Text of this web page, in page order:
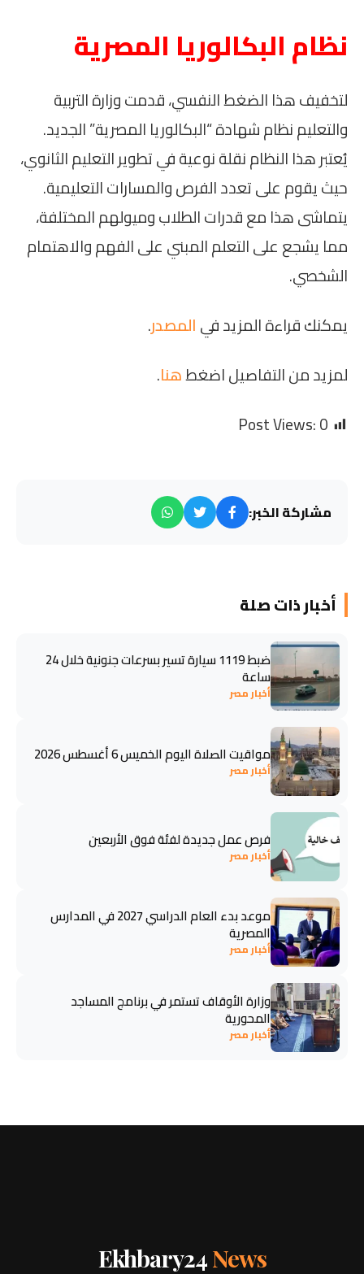
نظام البكالوريا المصرية
لتخفيف هذا الضغط النفسي، قدمت وزارة التربية
والتعليم نظام شهادة “البكالوريا المصرية” الجديد.
يُعتبر هذا النظام نقلة نوعية في تطوير التعليم الثانوي،
حيث يقوم على تعدد الفرص والمسارات التعليمية.
يتماشى هذا مع قدرات الطلاب وميولهم المختلفة،
مما يشجع على التعلم المبني على الفهم والاهتمام
الشخصي.
يمكنك قراءة المزيد فيالمصدر.
لمزيد من التفاصيل اضغطهنا.
Post Views:0
مشاركة الخبر:
أخبار ذات صلة
ضبط 1119 سيارة تسير بسرعات جنونية خلال 24
ساعة
أخبار مصر
مواقيت الصلاة اليوم الخميس 6 أغسطس 2026
أخبار مصر
فرص عمل جديدة لفئة فوق الأربعين
أخبار مصر
موعد بدء العام الدراسي 2027 في المدارس
المصرية
أخبار مصر
وزارة الأوقاف تستمر في برنامج المساجد
المحورية
أخبار مصر
Ekhbary24News